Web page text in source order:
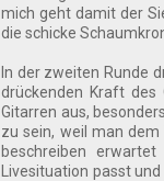
mich geht damit der
die schicke
In der zweiten Runde
drückenden Kraft
Gitarren aus,
zu sein, weil man
beschreiben
Livesituation passt